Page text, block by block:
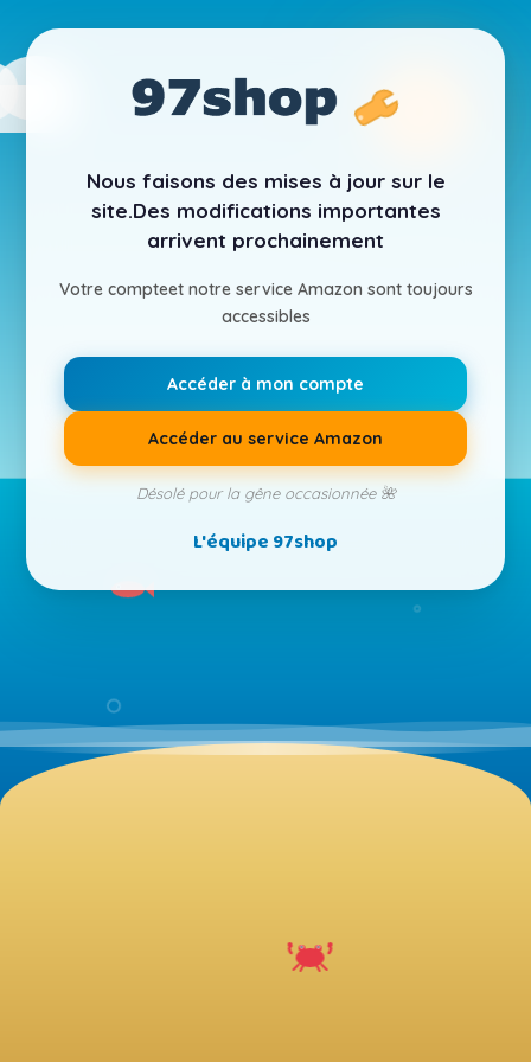
Nous faisons des mises à jour sur le
site.Des modifications importantes
arrivent prochainement
Votre compteet notre service Amazon sont toujours
accessibles
Accéder à mon compte
Accéder au service Amazon
Désolé pour la gêne occasionnée 🌺
L'équipe 97shop